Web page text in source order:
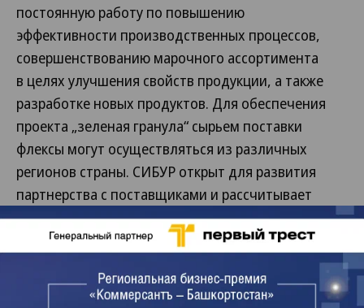
постоянную работу по повышению
эффективности производственных процессов,
совершенствованию марочного ассортимента
в целях улучшения свойств продукции, а также
разработке новых продуктов. Для обеспечения
проекта „зеленая гранула“ сырьем поставки
флексы могут осуществляться из различных
регионов страны. СИБУР открыт для развития
партнерства с поставщиками и рассчитывает
на то, что прогнозируемый спрос на флексу может
стать стимулом для повышения извлекаемости б/
отходов, что будет способствовать снижению